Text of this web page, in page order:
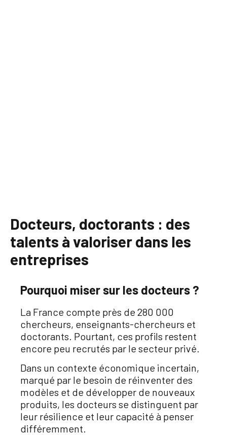
Docteurs, doctorants : des
talents à valoriser dans les
entreprises
Pourquoi miser sur les docteurs ?
La France compte près de 280 000
chercheurs, enseignants-chercheurs et
doctorants. Pourtant, ces profils restent
encore peu recrutés par le secteur privé.
Dans un contexte économique incertain,
marqué par le besoin de réinventer des
modèles et de développer de nouveaux
produits, les docteurs se distinguent par
leur résilience et leur capacité à penser
différemment.